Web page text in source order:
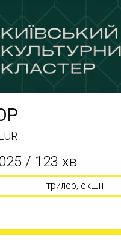
/ 123 хв
трилер, екшн